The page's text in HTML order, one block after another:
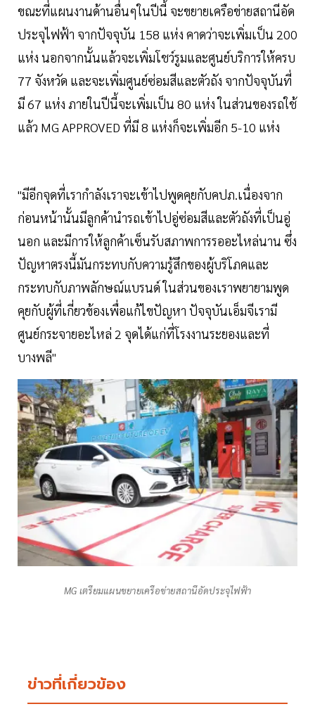
ขณะที่แผนงานด้านอื่นๆในปีนี้ จะขยายเครือข่ายสถานีอัด
ประจุไฟฟ้า จากปัจจุบัน 158 แห่ง คาดว่าจะเพิ่มเป็น 200
แห่ง นอกจากนั้นแล้วจะเพิ่มโชว์รูมและศูนย์บริการให้ครบ
77 จังหวัด และจะเพิ่มศูนย์ซ่อมสีและตัวถัง จากปัจจุบันที่
มี 67 แห่ง ภายในปีนี้จะเพิ่มเป็น 80 แห่ง ในส่วนของรถใช้
แล้ว MG APPROVED ที่มี 8 แห่งก็จะเพิ่มอีก 5-10 แห่ง
"มีอีกจุดที่เรากำลังเราจะเข้าไปพูดคุยกับคปภ.เนื่องจาก
ก่อนหน้านั้นมีลูกค้านำรถเข้าไปอู่ซ่อมสีและตัวถังที่เป็นอู่
นอก และมีการให้ลูกค้าเซ็นรับสภาพการรออะไหล่นาน ซึ่ง
ปัญหาตรงนี้มันกระทบกับความรู้สึกของผู้บริโภคและ
กระทบกับภาพลักษณ์แบรนด์ ในส่วนของเราพยายามพูด
คุยกับผู้ที่เกี่ยวข้องเพื่อแก้ไขปัญหา ปัจจุบันเอ็มจีเรามี
ศูนย์กระจายอะไหล่ 2 จุดได้แก่ที่โรงงานระยองและที่
บางพลี"
MG เตรียมแผนขยายเครือข่ายสถานีอัดประจุไฟฟ้า
ข่าวที่เกี่ยวข้อง